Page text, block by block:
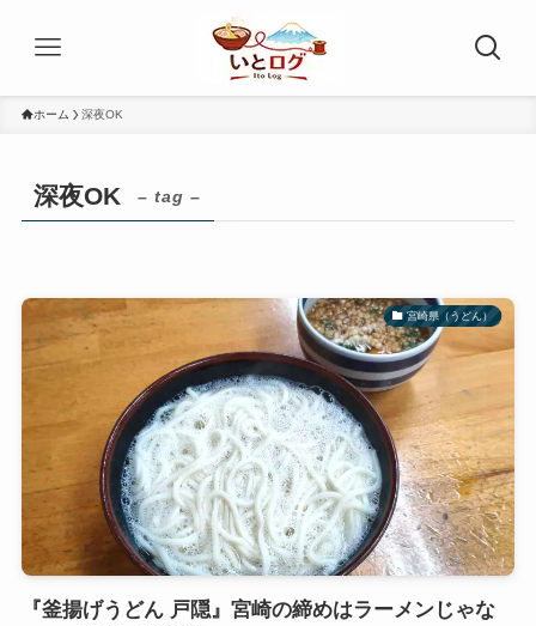
ホーム 深夜OK
深夜OK – tag –
宮崎県（うどん）
『釜揚げうどん 戸隠』宮崎の締めはラーメンじゃな